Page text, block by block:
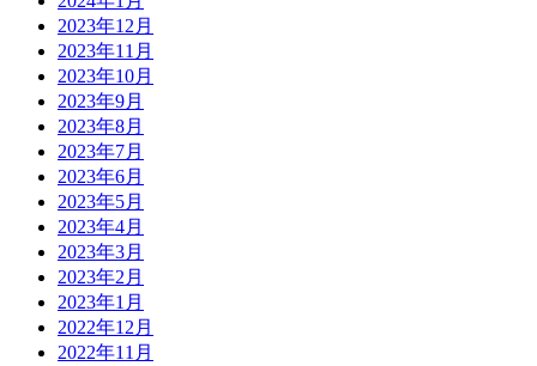
2023年12月
2023年11月
2023年10月
2023年9月
2023年8月
2023年7月
2023年6月
2023年5月
2023年4月
2023年3月
2023年2月
2023年1月
2022年12月
2022年11月